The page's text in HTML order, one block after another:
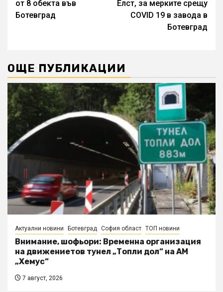
от 8 обекта във
Ботевград
Елст, за мерките срещу
COVID 19 в завода в
Ботевград
ОЩЕ ПУБЛИКАЦИИ
Актуални новини Ботевград София област ТОП новини
Внимание, шофьори: Временна организация
на движениетов тунел „Топли дол“ на АМ
„Хемус“
7 август, 2026